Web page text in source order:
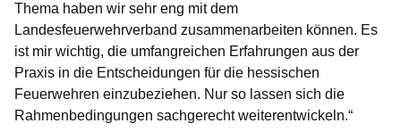
Thema haben wir sehr eng mit dem
Landesfeuerwehrverband zusammenarbeiten können. Es
ist mir wichtig, die umfangreichen Erfahrungen aus der
Praxis in die Entscheidungen für die hessischen
Feuerwehren einzubeziehen. Nur so lassen sich die
Rahmenbedingungen sachgerecht weiterentwickeln.“